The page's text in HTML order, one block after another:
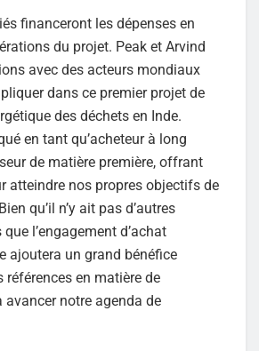
financeront les dépenses en
du projet. Peak et Arvind
avec des acteurs mondiaux
dans ce premier projet de
des déchets en Inde.
en tant qu’acheteur à long
de matière première, offrant
atteindre nos propres objectifs de
qu’il n’y ait pas d’autres
l’engagement d’achat
ajoutera un grand bénéfice
références en matière de
notre agenda de